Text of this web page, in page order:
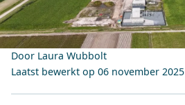
Door Laura Wubbolt
Laatst bewerkt op 06 november 2025